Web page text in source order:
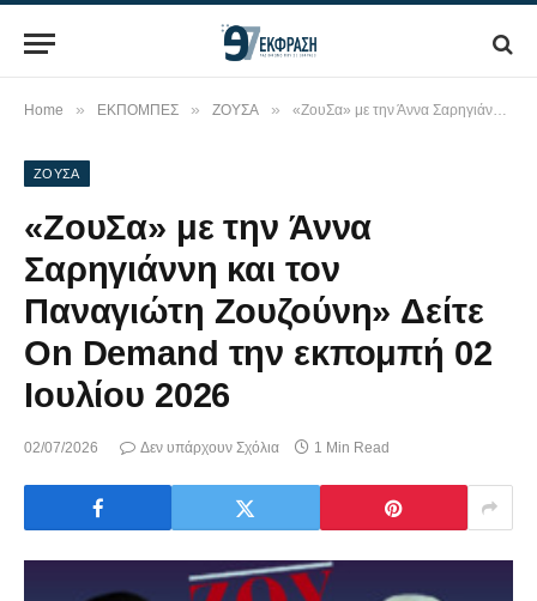
Home » ΕΚΠΟΜΠΕΣ » ΖΟΥΣΑ » «ΖουΣα» με την Άννα Σαρηγιάννη και τον Παναγιώτη Ζουζούνη» Δείτε On Demand την εκπομπή 02 Ιουλίου 2026
ΖΟΥΣΑ
«ΖουΣα» με την Άννα
Σαρηγιάννη και τον
Παναγιώτη Ζουζούνη» Δείτε
On Demand την εκπομπή 02
Ιουλίου 2026
02/07/2026 Δεν υπάρχουν Σχόλια 1 Min Read